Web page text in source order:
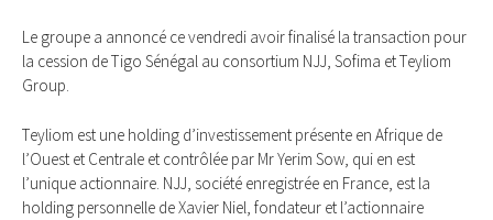
Le groupe a annoncé ce vendredi avoir finalisé la transaction pour
la cession de Tigo Sénégal au consortium NJJ, Sofima et Teyliom
Group.
Teyliom est une holding d’investissement présente en Afrique de
l’Ouest et Centrale et contrôlée par Mr Yerim Sow, qui en est
l’unique actionnaire. NJJ, société enregistrée en France, est la
holding personnelle de Xavier Niel, fondateur et l’actionnaire